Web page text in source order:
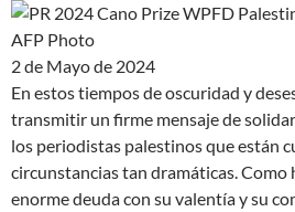
AFP Photo
2 de Mayo de 2024
En estos tiempos de oscuridad y
transmitir un firme mensaje de
los periodistas palestinos que están
circunstancias tan dramáticas. Como
enorme deuda con su valentía y su